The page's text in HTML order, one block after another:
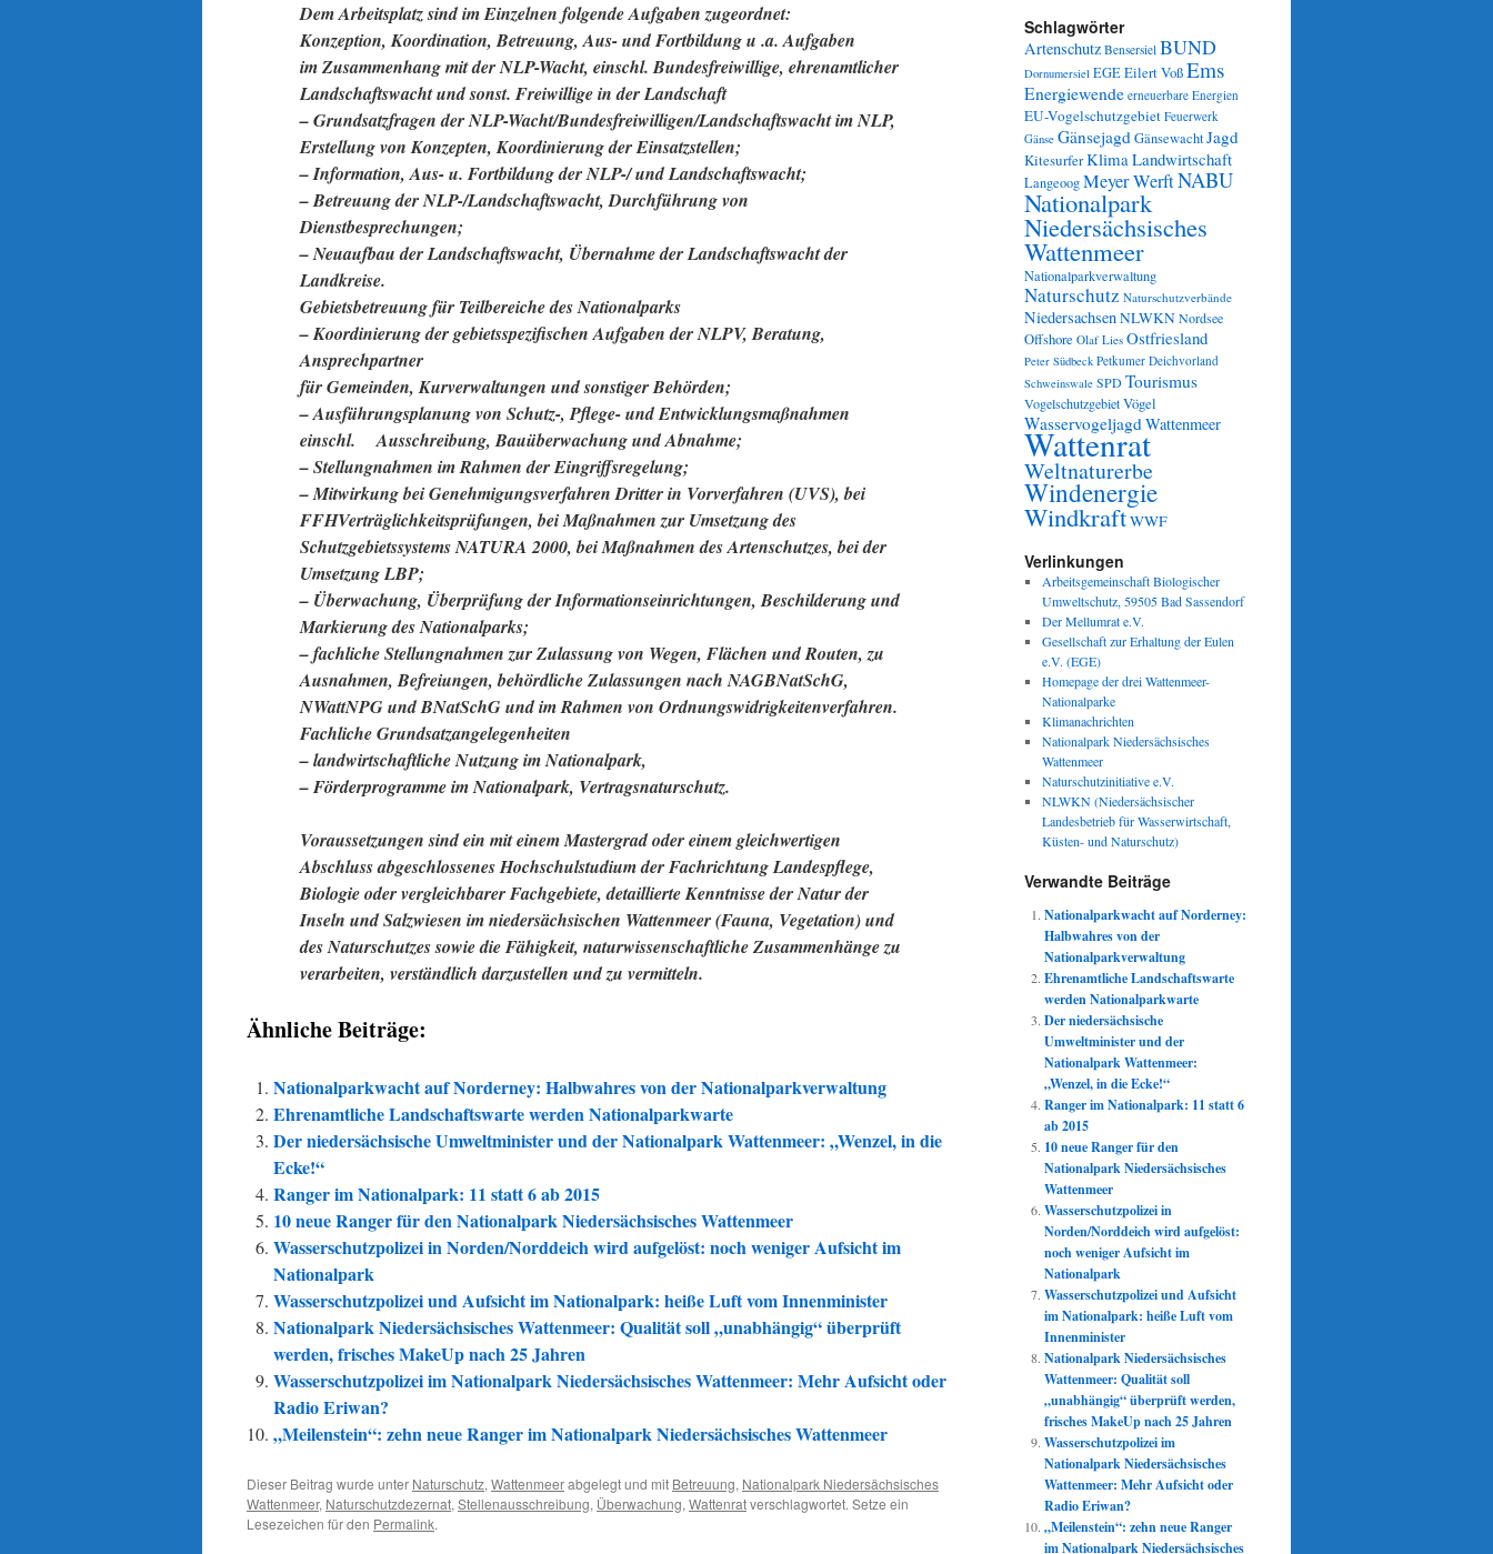
Dem Arbeitsplatz sind im Einzelnen folgende Aufgaben zugeordnet:
Konzeption, Koordination, Betreuung, Aus- und Fortbildung u .a. Aufgaben
im Zusammenhang mit der NLP-Wacht, einschl. Bundesfreiwillige, ehrenamtlicher
Landschaftswacht und sonst. Freiwillige in der Landschaft
– Grundsatzfragen der NLP-Wacht/Bundesfreiwilligen/Landschaftswacht im NLP,
Erstellung von Konzepten, Koordinierung der Einsatzstellen;
– Information, Aus- u. Fortbildung der NLP-/ und Landschaftswacht;
– Betreuung der NLP-/Landschaftswacht, Durchführung von
Dienstbesprechungen;
– Neuaufbau der Landschaftswacht, Übernahme der Landschaftswacht der
Landkreise.
Gebietsbetreuung für Teilbereiche des Nationalparks
– Koordinierung der gebietsspezifischen Aufgaben der NLPV, Beratung,
Ansprechpartner
für Gemeinden, Kurverwaltungen und sonstiger Behörden;
– Ausführungsplanung von Schutz-, Pflege- und Entwicklungsmaßnahmen
einschl.
Ausschreibung, Bauüberwachung und Abnahme;
– Stellungnahmen im Rahmen der Eingriffsregelung;
– Mitwirkung bei Genehmigungsverfahren Dritter in Vorverfahren (UVS), bei
FFHVerträglichkeitsprüfungen, bei Maßnahmen zur Umsetzung des
Schutzgebietssystems NATURA 2000, bei Maßnahmen des Artenschutzes, bei der
Umsetzung LBP;
– Überwachung, Überprüfung der Informationseinrichtungen, Beschilderung und
Markierung des Nationalparks;
– fachliche Stellungnahmen zur Zulassung von Wegen, Flächen und Routen, zu
Ausnahmen, Befreiungen, behördliche Zulassungen nach NAGBNatSchG,
NWattNPG und BNatSchG und im Rahmen von Ordnungswidrigkeitenverfahren.
Fachliche Grundsatzangelegenheiten
– landwirtschaftliche Nutzung im Nationalpark,
– Förderprogramme im Nationalpark, Vertragsnaturschutz.
Voraussetzungen sind ein mit einem Mastergrad oder einem gleichwertigen
Abschluss abgeschlossenes Hochschulstudium der Fachrichtung Landespflege,
Biologie oder vergleichbarerFachgebiete, detaillierte Kenntnisse der Natur der
Inseln und Salzwiesen im niedersächsischen Wattenmeer (Fauna, Vegetation) und
des Naturschutzes sowie die Fähigkeit, naturwissenschaftlicheZusammenhänge zu
verarbeiten, verständlich darzustellen und zu vermitteln.
Ähnliche Beiträge:
Nationalparkwacht auf Norderney: Halbwahres von der Nationalparkverwaltung
Ehrenamtliche Landschaftswarte werden Nationalparkwarte
Der niedersächsische Umweltminister und der Nationalpark Wattenmeer: „Wenzel, in die
Ecke!“
Ranger im Nationalpark: 11 statt 6 ab 2015
10 neue Ranger für den Nationalpark Niedersächsisches Wattenmeer
Wasserschutzpolizei in Norden/Norddeich wird aufgelöst: noch weniger Aufsicht im
Nationalpark
Wasserschutzpolizei und Aufsicht im Nationalpark: heiße Luft vom Innenminister
Nationalpark Niedersächsisches Wattenmeer: Qualität soll „unabhängig“ überprüft
werden, frisches MakeUp nach 25 Jahren
Wasserschutzpolizei im Nationalpark Niedersächsisches Wattenmeer: Mehr Aufsicht oder
Radio Eriwan?
„Meilenstein“: zehn neue Ranger im Nationalpark Niedersächsisches Wattenmeer
Dieser Beitrag wurde unter Naturschutz, Wattenmeerabgelegt und mit Betreuung, Nationalpark Niedersächsisches
Wattenmeer, Naturschutzdezernat, Stellenausschreibung, Überwachung, Wattenratverschlagwortet. Setze ein
Lesezeichen für den Permalink.
Schlagwörter
Artenschutz Bensersiel BUND
Dornumersiel EGEEilert VoßEms
Energiewende erneuerbare Energien
EU-Vogelschutzgebiet Feuerwerk
Gänse GänsejagdGänsewachtJagd
KitesurferKlimaLandwirtschaft
LangeoogMeyer WerftNABU
Nationalpark
Niedersächsisches
Wattenmeer
Nationalparkverwaltung
Naturschutz Naturschutzverbände
NiedersachsenNLWKNNordsee
Offshore Olaf Lies Ostfriesland
Peter Südbeck Petkumer Deichvorland
Schweinswale SPDTourismus
VogelschutzgebietVögel
WasservogeljagdWattenmeer
Wattenrat
Weltnaturerbe
Windenergie
WindkraftWWF
Verlinkungen
Arbeitsgemeinschaft Biologischer
Umweltschutz, 59505 Bad Sassendorf
Der Mellumrat e.V.
Gesellschaft zur Erhaltung der Eulen
e.V. (EGE)
Homepage der drei Wattenmeer-
Nationalparke
Klimanachrichten
Nationalpark Niedersächsisches
Wattenmeer
Naturschutzinitiative e.V.
NLWKN (Niedersächsischer
Landesbetrieb für Wasserwirtschaft,
Küsten- und Naturschutz)
Verwandte Beiträge
Nationalparkwacht auf Norderney:
Halbwahres von der
Nationalparkverwaltung
Ehrenamtliche Landschaftswarte
werden Nationalparkwarte
Der niedersächsische
Umweltminister und der
Nationalpark Wattenmeer:
„Wenzel, in die Ecke!“
Ranger im Nationalpark: 11 statt 6
ab 2015
10 neue Ranger für den
Nationalpark Niedersächsisches
Wattenmeer
Wasserschutzpolizei in
Norden/Norddeich wird aufgelöst:
noch weniger Aufsicht im
Nationalpark
Wasserschutzpolizei und Aufsicht
im Nationalpark: heiße Luft vom
Innenminister
Nationalpark Niedersächsisches
Wattenmeer: Qualität soll
„unabhängig“ überprüft werden,
frisches MakeUp nach 25 Jahren
Wasserschutzpolizei im
Nationalpark Niedersächsisches
Wattenmeer: Mehr Aufsicht oder
Radio Eriwan?
„Meilenstein“: zehn neue Ranger
im Nationalpark Niedersächsisches